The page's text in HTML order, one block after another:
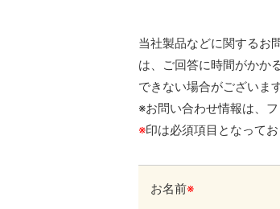
当社製品などに関するお
は、ご回答に時間がかか
できない場合がございま
※お問い合わせ情報は、
※印は必須項目となってお
お名前※